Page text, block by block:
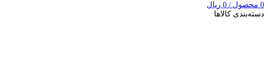
0 محصول /
0 ریال
دسته‌بندی کالاها